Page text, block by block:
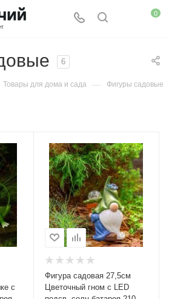
0
6
Товары для дома и сада — Фигуры садовые
с
Фигура садовая 27,5см
Цветочный гном с LED